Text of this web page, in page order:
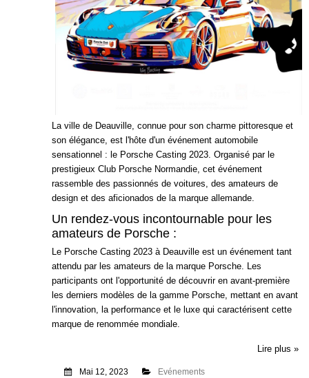
La ville de Deauville, connue pour son charme pittoresque et
son élégance, est l'hôte d'un événement automobile
sensationnel : le Porsche Casting 2023. Organisé par le
prestigieux Club Porsche Normandie, cet événement
rassemble des passionnés de voitures, des amateurs de
design et des aficionados de la marque allemande.
Un rendez-vous incontournable pour les
amateurs de Porsche :
Le Porsche Casting 2023 à Deauville est un événement tant
attendu par les amateurs de la marque Porsche. Les
participants ont l'opportunité de découvrir en avant-première
les derniers modèles de la gamme Porsche, mettant en avant
l'innovation, la performance et le luxe qui caractérisent cette
marque de renommée mondiale.
Lire plus »
Mai 12, 2023 Evénements